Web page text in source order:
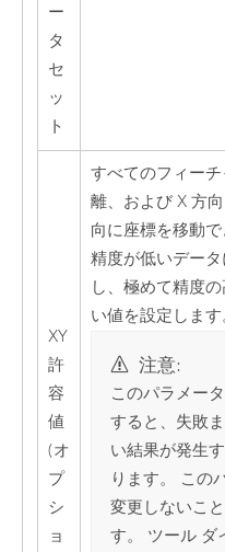
ー
タ
セ
ッ
ト
XY
許
容
値
(オ
プ
シ
ョ
すべてのフィー
離、および X 方
向に座標を移動
精度が低いデー
し、極めて精度
い値を設定します
注意:
このパラメー
すると、失敗
い結果が発生
ります。 この
変更しないこ
す。 ツール ダ